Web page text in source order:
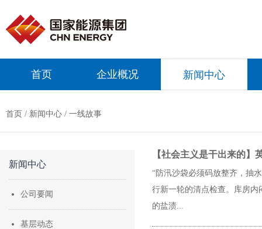
首页 企业概况 新闻中心
首页 / 新闻中心 / 一线故事
新闻中心
公司要闻
基层动态
【社会主义是干出来的】
“防汛沙袋必须码放整齐，抽
行新一轮的清点检查。库房
的盐渍...